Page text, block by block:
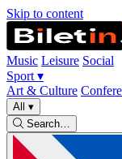
Skip to content
Music Leisure Social
Sport ▾
Art & Culture
All ▾
Search…